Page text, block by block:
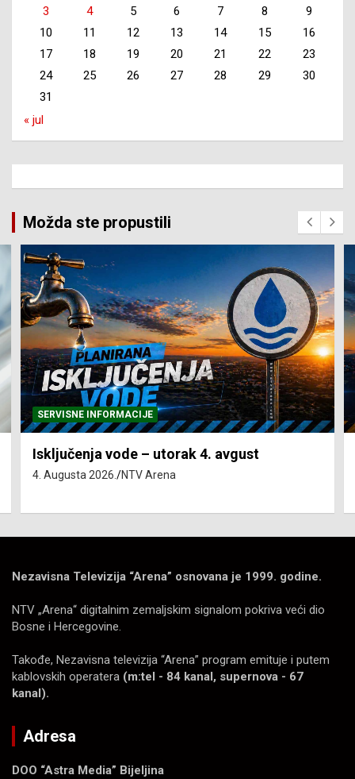
3
4 5 6 7 8
9
10
11 12 13 14 15
16
17
18 19 20 21 22
23
24
25 26 27 28 29
30
31
« jul
Možda ste propustili
SERVISNE INFORMACIJE
Isključenja vode – utorak 4. avgust
4. Augusta 2026. NTV Arena
Nezavisna Televizija “Arena” osnovana je 1999. godine.
NTV „Arena“ digitalnim zemaljskim signalom pokriva veći dio
Bosne i Hercegovine.
Takođe, Nezavisna televizija “Arena” program emituje i putem
kablovskih operatera (m:tel - 84 kanal, supernova - 67
kanal).
Adresa
DOO “Astra Media” Bijeljina